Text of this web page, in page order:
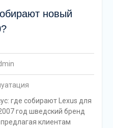
новый
где собирают Lexus для
год шведский бренд
клиентам